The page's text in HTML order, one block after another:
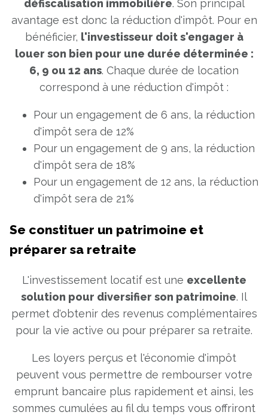
défiscalisation immobilière. Son principal
avantage est donc la réduction d'impôt. Pour en
bénéficier, l'investisseur doit s'engager à
louer son bien pour une durée déterminée :
6, 9 ou 12 ans. Chaque durée de location
correspond à une réduction d'impôt :
Pour un engagement de 6 ans, la réduction
d'impôt sera de 12%
Pour un engagement de 9 ans, la réduction
d'impôt sera de 18%
Pour un engagement de 12 ans, la réduction
d'impôt sera de 21%
Se constituer un patrimoine et
préparer sa retraite
L'investissement locatif est une excellente
solution pour diversifier son patrimoine. Il
permet d'obtenir des revenus complémentaires
pour la vie active ou pour préparer sa retraite.
Les loyers perçus et l'économie d'impôt
peuvent vous permettre de rembourser votre
emprunt bancaire plus rapidement et ainsi, les
sommes cumulées au fil du temps vous offriront